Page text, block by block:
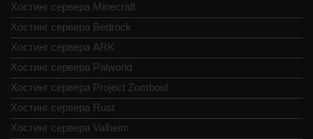
Хостинг сервера Minecraft
Хостинг сервера Bedrock
Хостинг сервера ARK
Хостинг сервера Palworld
Хостинг сервера Project Zomboid
Хостинг сервера Rust
Хостинг сервера Valheim